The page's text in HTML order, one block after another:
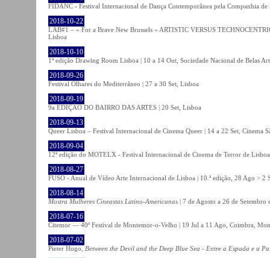
FIDANC - Festival Internacional de Dança Contemporânea pela Companhia
2018-10-22
LAB#1 – « For a Brave New Brussels » ARTISTIC VERSUS
Lisboa
2018-10-10
1ª edição Drawing Room Lisboa | 10 a 14 Out, Sociedade Nacional de Belas
2018-09-26
Festival Olhares do Mediterrâneo | 27 a 30 Set, Lisboa
2018-09-19
9a EDIÇÃO DO BAIRRO DAS ARTES | 20 Set, Lisboa
2018-09-13
Queer Lisboa – Festival Internacional de Cinema Queer | 14 a 22 Set, Cinema
2018-09-04
12ª edição do MOTELX - Festival Internacional de Cinema de Terror de
2018-08-27
FUSO - Anual de Vídeo Arte Internacional de Lisboa | 10.ª edição, 28 Ago > 2
2018-08-14
Mostra Mulheres Cineastas Latino-Americanas | 7 de Agosto a 26 de Setembro
2018-07-16
Citemor — 40º Festival de Montemor-o-Velho | 19 Jul a 11 Ago, Coimbra,
2018-07-02
Pieter Hugo, Between the Devil and the Deep Blue Sea - Entre a Espada e a